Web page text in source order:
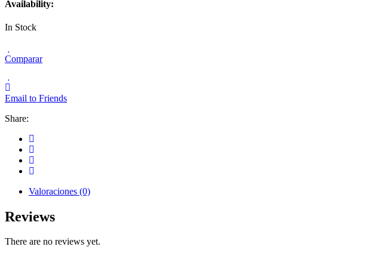
Availability:
In Stock
Comparar
Email to Friends
Share:
Valoraciones (0)
Reviews
There are no reviews yet.